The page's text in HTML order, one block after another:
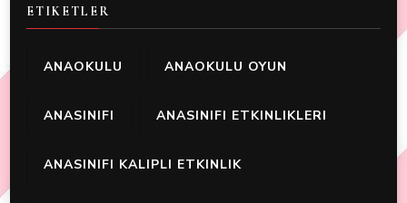
ETIKETLER
ANAOKULU ANAOKULU OYUN
ANASINIFI ANASINIFI ETKINLIKLERI
ANASINIFI KALIPLI ETKINLIK